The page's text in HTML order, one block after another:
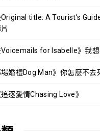
Original title: A Tourist’s
Voicemails for Isabelle》我
場婚禮Dog Man》你怎麼不去
逐愛情Chasing Love》